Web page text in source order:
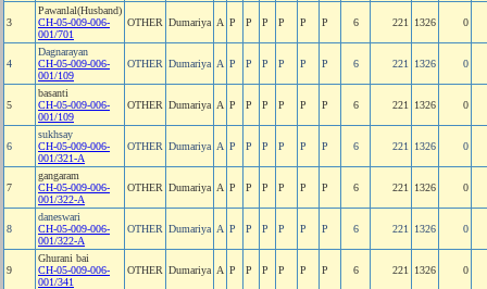
3
Pawanlal(Husband)
CH-05-009-006-
001/701
OTHER Dumariya A P P P P P P 6 221 1326 0
4
Dagnarayan
CH-05-009-006-
001/109
OTHER Dumariya A P P P P P P 6 221 1326 0
5
basanti
CH-05-009-006-
001/109
OTHER Dumariya A P P P P P P 6 221 1326 0
6
sukhsay
CH-05-009-006-
001/321-A
OTHER Dumariya A P P P P P P 6 221 1326 0
7
gangaram
CH-05-009-006-
001/322-A
OTHER Dumariya A P P P P P P 6 221 1326 0
8
daneswari
CH-05-009-006-
001/322-A
OTHER Dumariya A P P P P P P 6 221 1326 0
9
Ghurani bai
CH-05-009-006-
001/341
OTHER Dumariya A P P P P P P 6 221 1326 0